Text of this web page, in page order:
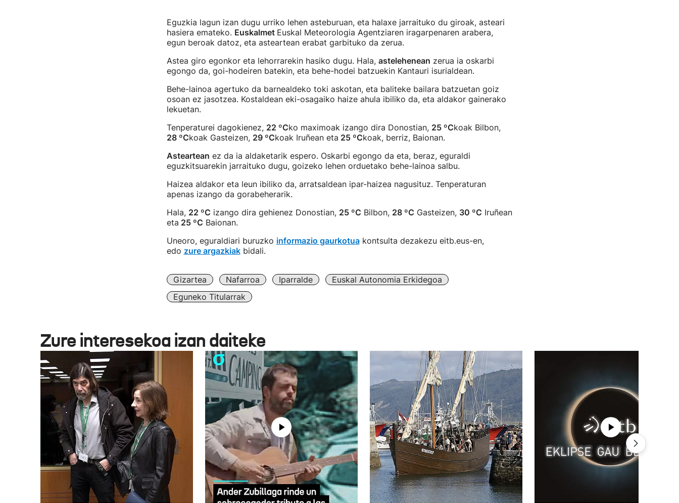
Eguzkia lagun izan dugu urriko lehen asteburuan, eta halaxe jarraituko du giroak, asteari
hasiera emateko. Euskalmet Euskal Meteorologia Agentziaren iragarpenaren arabera,
egun beroak datoz, eta asteartean erabat garbituko da zerua.
Astea giro egonkor eta lehorrarekin hasiko dugu. Hala, astelehenean zerua ia oskarbi
egongo da, goi-hodeiren batekin, eta behe-hodei batzuekin Kantauri isurialdean.
Behe-lainoa agertuko da barnealdeko toki askotan, eta baliteke bailara batzuetan goiz
osoan ez jasotzea. Kostaldean eki-osagaiko haize ahula ibiliko da, eta aldakor gainerako
lekuetan.
Tenperaturei dagokienez, 22 ºCko maximoak izango dira Donostian, 25 ºCkoak Bilbon,
28 ºCkoak Gasteizen, 29 ºCkoak Iruñean eta 25 ºCkoak, berriz, Baionan.
Asteartean ez da ia aldaketarik espero. Oskarbi egongo da eta, beraz, eguraldi
eguzkitsuarekin jarraituko dugu, goizeko lehen orduetako behe-lainoa salbu.
Haizea aldakor eta leun ibiliko da, arratsaldean ipar-haizea nagusituz. Tenperaturan
apenas izango da gorabeherarik.
Hala, 22 ºC izango dira gehienez Donostian, 25 ºC Bilbon, 28 ºC Gasteizen, 30 ºC Iruñean
eta 25 ºC Baionan.
Uneoro, eguraldiari buruzko informazio gaurkotuakontsulta dezakezu eitb.eus-en,
edo zure argazkiakbidali.
Gizartea Nafarroa Iparralde
Euskal Autonomia Erkidegoa
Eguneko Titularrak
Zure interesekoa izan daiteke